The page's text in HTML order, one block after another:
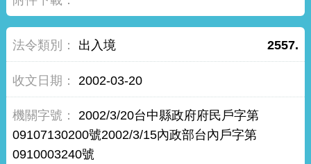
2557.
出入境
2002-03-20
2002/3/20台中縣政府府民戶字第
09107130200號2002/3/15內政部台內戶字第
0910003240號